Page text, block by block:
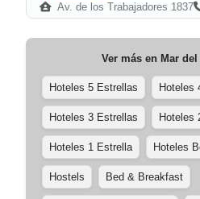
Av. de los Trabajadores 1837
Ver más en Mar
Hoteles 5 Estrellas Hoteles
Hoteles 3 Estrellas Hoteles
Hoteles 1 Estrella Hoteles
Hostels Bed & Breakfast